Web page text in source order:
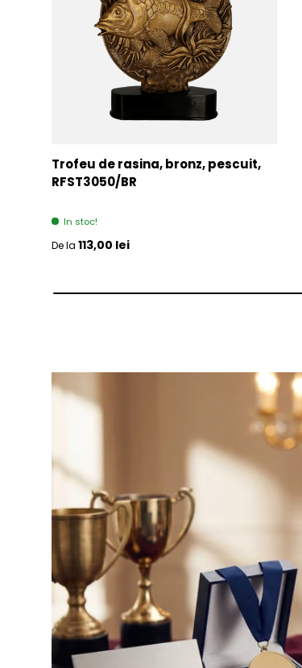
Trofeu de rasina, bronz, pescuit,
RFST3050/BR
In stoc!
Pret initial
De la 113,00 lei